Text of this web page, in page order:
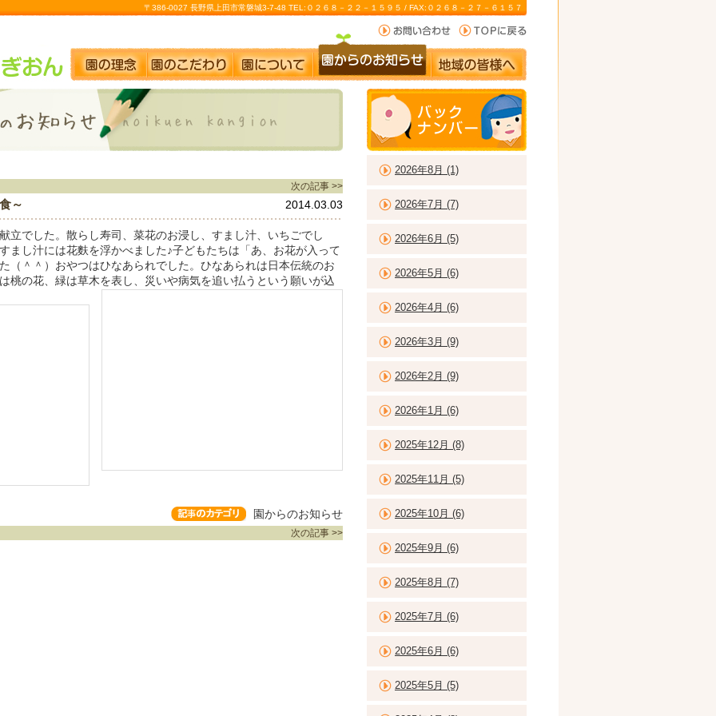
〒386-0027 長野県上田市常磐城3-7-48 TEL:０２６８－２２－１５９５ / FAX:０２６８－２７－６１５７
次の記事 >>
～ 2014.03.03
立でした。散らし寿司、菜花のお浸し、すまし汁、いちごでし
まし汁には花麩を浮かべました♪子どもたちは「あ、お花が入って
（＾＾）おやつはひなあられでした。ひなあられは日本伝統のお
桃の花、緑は草木を表し、災いや病気を追い払うという願いが込
園からのお知らせ
次の記事 >>
2026年8月 (1)
2026年7月 (7)
2026年6月 (5)
2026年5月 (6)
2026年4月 (6)
2026年3月 (9)
2026年2月 (9)
2026年1月 (6)
2025年12月 (8)
2025年11月 (5)
2025年10月 (6)
2025年9月 (6)
2025年8月 (7)
2025年7月 (6)
2025年6月 (6)
2025年5月 (5)